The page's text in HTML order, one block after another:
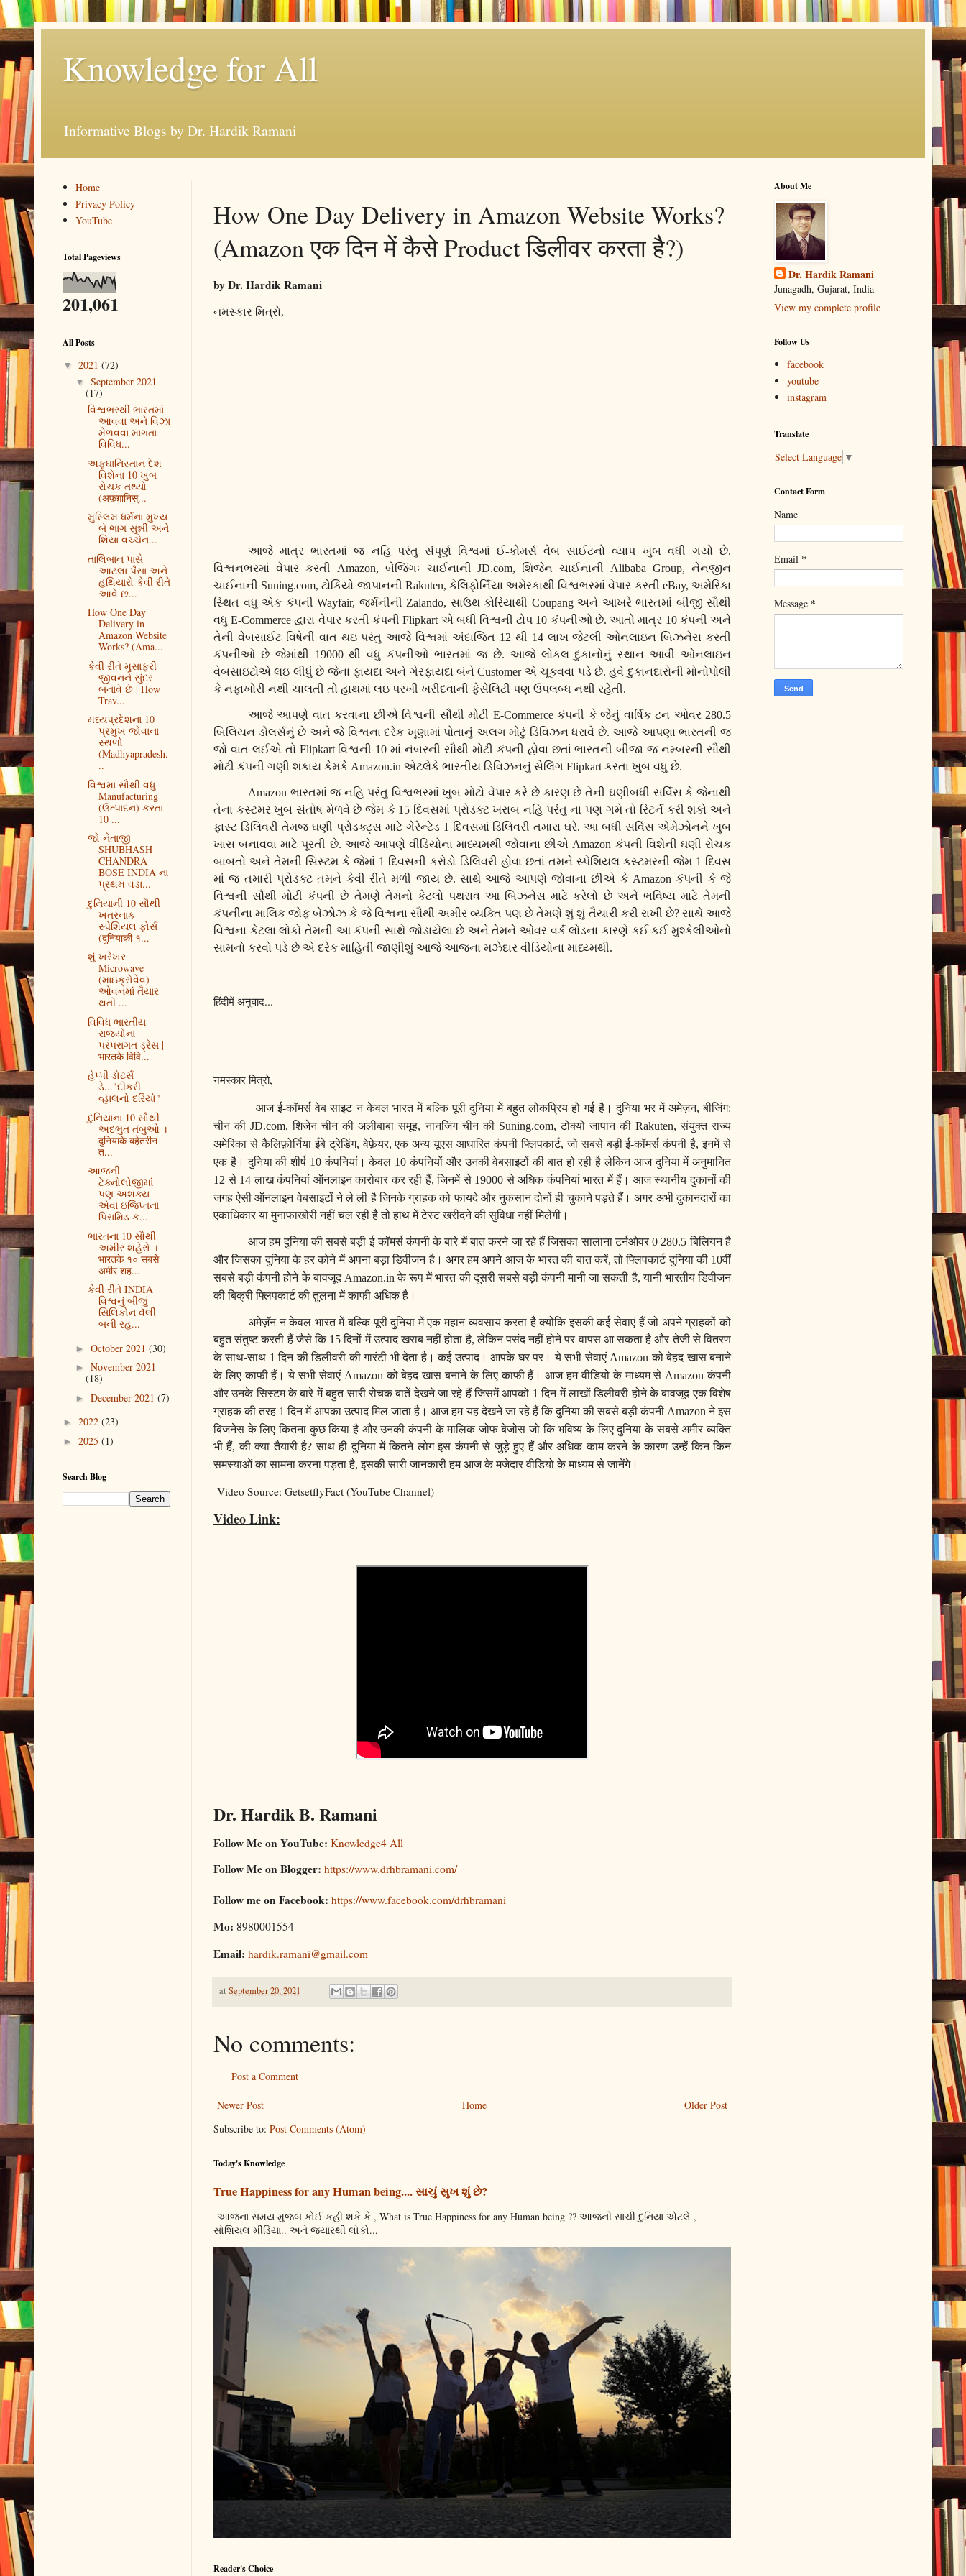
Knowledge for All
Informative Blogs by Dr. Hardik Ramani
How One Day Delivery in Amazon Website Works?
(Amazon एक दिन में कैसे Product डिलीवर करता है?)
by Dr. Hardik Ramani
નમસ્કાર મિત્રો,
આજે માત્ર ભારતમાં જ નહિ પરંતુ સંપૂર્ણ વિશ્વમાં ઈ-કોમર્સ વેબ સાઈટનો વ્યાપ ખુબ વધી ગયો છે.
વિશ્વનભરમાં વેપાર કરતી Amazon, બેજિંગઃ ચાઈનાનીJD.com, શિજેન ચાઈનાની Alibaba Group,નેનજીન
ચાઈનાની Suning.com,ટોકિયો જાપાનની Rakuten, કેલિફોર્નિયા અમેરકાથી વિશ્વભરમાં વેપાર કરતી eBay,અમેરિકા
સ્થિત વધુ એક કંપની Wayfair, જર્મનીની Zalando, સાઉથ કોરિયાથી Coupang અને આખરે ભારતમાં બીજી સૌથી
વધુE-Commerceદ્વારા વેપાર કરતી કંપનીFlipkart એ બધી વિશ્વની ટોપ 10 કંપનીઓ છે. આતો માત્ર 10કંપની અને
તેની વેબસાઈટ વિષેની વાત થઇ પરંતુ આજે વિશ્વમાં અંદાજિત 12 થી 14લાખ જેટલી ઓનલાઇન બિઝનેસ કરતી
કંપનીઓ છે જેમાંથી 19000થી વધુ કંપનીઓ ભારતમાં જ છે. આજે લોકલ દુકાનોનું સ્થાન આવી ઓનલાઇન
વેબસાઇટોએ લઇ લીધું છે જેના ફાયદા અને ગેરફાયદા બંનેCustomer એ ચૂકવવા પડે છે. હવે દુકાનદારોની મોનોપોલી
કે નફાખોરી નથી ચાલતી તો હાથમાં લઇ પરખી ખરીદવાની ફેસેલિટી પણ ઉપલબ્ધ નથી રહેતી.
આજે આપણે વાત કરવાના છીએ વિશ્વની સૌથી મોટી E-Commerceકંપની કે જેનું વાર્ષિક ટન ઓવર 280.5
બિલિયન ડોલર્સનું છે અને જે વિશ્વના દરેક ખૂણામાં પોતાનું અલગ મોટું ડિવિઝન ધરાવે છે. આજે આપણા ભારતની જ
જો વાત લઈએ તો Flipkart વિશ્વની 10 માં નંબરની સૌથી મોટી કંપની હોવા છતાં ભારતની બીજા જ નમ્બરની સૌથી
મોટી કંપની ગણી શકાય કેમકે Amazon.in એટલેકે ભારતીય ડિવિઝનનું સેલિંગ Flipkart કરતા ખુબ વધુ છે.
Amazon ભારતમાં જ નહિ પરંતુ વિશ્વભરમાં ખુબ મોટો વેપાર કરે છે કારણ છે તેની ઘણીબધી સર્વિસ કે જેનાથી
તેના કસ્ટમર ખુબ સંતોષ મેળવે છે જેમ કે 15 દિવસમાં પ્રોડક્ટ ખરાબ નહિ પરંતુ ના પણ ગમે તો રિટર્ન કરી શકો અને
ફાસ્ટ ડિલિવરી તેમજ ઘણી પ્રોડક્ટ્સ માટે ગેરેન્ટેડ 1 દિવસમાં ડિલિવરી તમારા ઘરે. આ બધી સર્વિસ એમેઝોનને ખુબ
ખાસ બનાવવા માટે પૂરતી છે. આજે આપણે વીડિયોના માધ્યમથી જોવાના છીએ Amazon કંપની વિશેની ઘણી રોચક
બાબતો અને તેમની સિસ્ટમ કે જેમાં 1 દિવસની કરોડો ડિલિવરી હોવા છતાં તમને સ્પેશિયલ કસ્ટમરની જેમ 1 દિવસ
માં જ તમારી પ્રોડક્ટ તમને કેવી રીતે મળી જાય છે. સાથે આજે આપણે જોવાના છીએ કે Amazonકંપની કે જે
વિશ્વની સૌથી મોટી કંપની છે તેમણે તેમનો કેટલો પથરાવ આ બિઝનેસ માટે કરેલો છે અને ભવિષ્ય માટે તેમની
કંપનીના માલિક જોફ બેઝોઝ કે જે વિશ્વના સૌથી અમીર વ્યક્તિ પણ છે તેમણે શું શું તૈયારી કરી રાખી છે? સાથે આજે
વિશ્વના કેટલા લોકો તેમની આ કંપની સાથે જોડાયેલા છે અને તેમને ઓવર વર્ક લોડના કારણે કઈ કઈ મુશ્કેલીઓનો
સામનો કરવો પડે છે એ દરેક માહિતી જાણીશું આજે આજના મઝેદાર વીડિયોના માધ્ય્મથી.
हिंदीमें अनुवाद...
नमस्कार मित्रो,
आज ई-कॉमर्स वेब साइट न केवल भारत में बल्कि पूरी दुनिया में बहुत लोकप्रिय हो गई है। दुनिया भर में अमेज़न,बीजिंग:
चीन कीJD.com,शिजेन चीन की अलीबाबा समूह,नानजिंग चीन की Suning.com,टोक्यो जापान की Rakuten,संयुक्त राज्य
अमेरिका से कैलिफ़ोर्निया ईबे ट्रेडिंग,वेफ़ेयर,एक अन्य यूएस आधारित कंपनी फ्लिपकार्ट,जो सबसे बड़ी ई-कॉमर्स कंपनी है,इनमें से
एक है। दुनिया की शीर्ष 10कंपनियां। केवल 10कंपनियों और उनकी वेबसाइटों की बात हो रही है लेकिन आज दुनिया में अनुमानित
12से 14लाख कंपनियां ऑनलाइन कारोबार कर रही हैं,जिनमें से 19000से अधिक कंपनियां भारत में हैं। आज स्थानीय दुकानों की
जगह ऐसी ऑनलाइन वेबसाइटों ने ले ली है जिनके ग्राहक को फायदे और नुकसान दोनों ही चुकाने पड़ते हैं। अगर अभी दुकानदारों का
एकाधिकार या मुनाफाखोरी नहीं चल रही है तो हाथ में टेस्ट खरीदने की सुविधा नहीं मिलेगी।
आज हम दुनिया की सबसे बड़ी ई-कॉमर्स कंपनी के बारे में बात करने जा रहे हैं जिसका सालाना टर्नओवर0 280.5बिलियन है
और जिसका दुनिया के हर कोने में अपना बड़ा डिवीजन है। अगर हम अपने आज के भारत की बात करें,तो फ्लिपकार्ट दुनिया की 10वीं
सबसे बड़ी कंपनी होने के बावजूद Amazon.inके रूप में भारत की दूसरी सबसे बड़ी कंपनी मानी जा सकती है,यानी भारतीय डिवीजन
की बिक्री फ्लिपकार्ट की तुलना में काफी अधिक है।
अमेज़ॅन न केवल भारत में बल्कि पूरी दुनिया में एक महान व्यवसाय करता है क्योंकि इसकी कई सेवाएं हैं जो अपने ग्राहकों को
बहुत संतुष्ट करती हैं जैसे कि 15दिनों में उत्पाद खराब नहीं होता है,लेकिन पसंद नहीं होने पर वापस आ सकता है और तेजी से वितरण
के साथ-साथ 1दिन की डिलीवरी की गारंटी भी देता है। कई उत्पाद। आपके घर पर। ये सभी सेवाएं Amazonको बेहद खास बनाने
के लिए काफी हैं। ये सभी सेवाएं Amazonको बेहद खास बनाने के लिए काफी हैं। आज हम वीडियो के माध्यम से Amazonकंपनी
और उनके सिस्टम के बारे में बहुत सारी रोचक बातें देखने जा रहे हैं जिसमें आपको 1दिन में लाखों डिलीवरी होने के बावजूद एक विशेष
ग्राहक की तरह 1दिन में आपका उत्पाद मिल जाता है। आज हम यह देखने जा रहे हैं कि दुनिया की सबसे बड़ी कंपनी Amazonने इस
बिजनेस के लिए कितना कुछ किया है और उनकी कंपनी के मालिक जोफ बेजोस जो कि भविष्य के लिए दुनिया के सबसे अमीर व्यक्ति
भी हैं,की क्या तैयारी है?साथ ही दुनिया में कितने लोग इस कंपनी से जुड़े हुए हैं और अधिक काम करने के कारण उन्हें किन-किन
समस्याओं का सामना करना पड़ता है,इसकी सारी जानकारी हम आज के मजेदार वीडियो के माध्यम से जानेंगे।
Video Source: GetsetflyFact (YouTube Channel)
Video Link:
Dr. Hardik B. Ramani
Follow Me on YouTube: Knowledge4 All
Follow Me on Blogger: https://www.drhbramani.com/
Follow me on Facebook: https://www.facebook.com/drhbramani
Mo: 8980001554
Email: hardik.ramani@gmail.com
at September 20, 2021
No comments:
Post a Comment
Newer Post Older Post
Home
Subscribe to: Post Comments (Atom)
Today's Knowledge
True Happiness for any Human being.... સાચું સુખ શું છે?
આજના સમય મુજબ કોઈ કહી શકે કે , What is True Happiness for any Human being ?? આજની સાચી દુનિયા એટલે ,
સોશિયલ મીડિયા.. અને જ્યારથી લોકો...
Reader's Choice
Home
Privacy Policy
YouTube
Total Pageviews
201,061
All Posts
▼ 2021 (72)
▼ September 2021
(17)
વિશ્વભરથી ભારતમાં
આવવા અને વિઝા
મેળવવા માગતા
વિવિધ...
અફઘાનિસ્તાન દેશ
વિશેના 10 ખુબ
રોચક તથ્યો
(अफ़ग़ानिस्...
મુસ્લિમ ધર્મના મુખ્ય
બે ભાગ સુન્ની અને
શિયા વચ્ચેન...
તાલિબાન પાસે
આટલા પૈસા અને
હથિયારો કેવી રીતે
આવે છ...
How One Day
Delivery in
Amazon Website
Works? (Ama...
કેવી રીતે મુસાફરી
જીવનને સુંદર
બનાવે છે | How
Trav...
મધ્યપ્રદેશના 10
પ્રમુખ જોવાના
સ્થળો
(Madhyapradesh.
..
વિશ્વમાં સૌથી વધુ
Manufacturing
(ઉત્પાદન) કરતા
10 ...
જો નેતાજી
SHUBHASH
CHANDRA
BOSE INDIA ના
પ્રથમ વડા...
દુનિયાની 10 સૌથી
ખતરનાક
સ્પેશિયલ ફોર્સ
(दुनियाकी १...
શું ખરેખર
Microwave
(માઇક્રોવેવ)
ઓવનમાં તૈયાર
થતી ...
વિવિધ ભારતીય
રાજ્યોના
પરંપરાગત ડ્રેસ |
भारतके विवि...
હેપ્પી ડોટર્સ
ડે..."દીકરી
વ્હાલનો દરિયો"
દુનિયાના 10 સૌથી
અદભુત તંબુઓ ।
दुनियाके बहेतरीन
त...
આજની
ટેક્નોલોજીમાં
પણ અશક્ય
એવા ઇજિપ્તના
પિરામિડ ક...
ભારતના 10 સૌથી
અમીર શહેરો ।
भारतके १० सबसे
अमीर शह...
કેવી રીતે INDIA
વિશ્વનું બીજું
સિલિકોન વૅલી
બની રહ...
► October 2021 (30)
► November 2021
(18)
► December 2021 (7)
► 2022 (23)
► 2025 (1)
Search Blog
About Me
Dr. Hardik Ramani
Junagadh, Gujarat, India
View my complete profile
Follow Us
facebook
youtube
instagram
Translate
Select Language ▼
Contact Form
Name
Email *
Message *